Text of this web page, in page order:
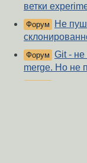
ветки
Форум
Не
Форум Git -
merge. Но не